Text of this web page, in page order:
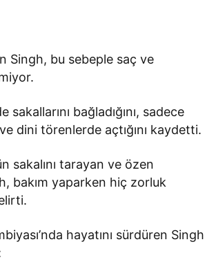
Singh, bu sebeple saç ve
sakallarını bağladığını, sadece
dini törenlerde açtığını kaydetti.
sakalını tarayan ve özen
bakım yaparken hiç zorluk
hayatını sürdüren Singh